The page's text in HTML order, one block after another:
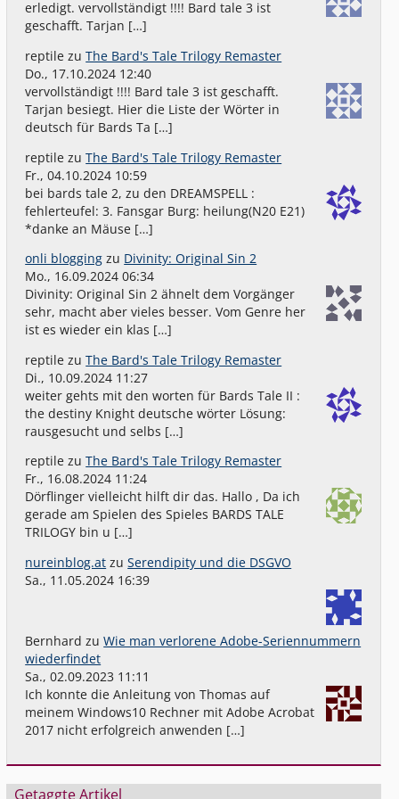
erledigt. vervollständigt !!!! Bard tale 3 ist
geschafft. Tarjan […]
reptile zuThe Bard's Tale Trilogy Remaster
Do., 17.10.2024 12:40
vervollständigt !!!! Bard tale 3 ist geschafft.
Tarjan besiegt. Hier die Liste der Wörter in
deutsch für Bards Ta […]
reptile zuThe Bard's Tale Trilogy Remaster
Fr., 04.10.2024 10:59
bei bards tale 2, zu den DREAMSPELL :
fehlerteufel: 3. Fansgar Burg: heilung(N20 E21)
*danke an Mäuse […]
onli blogging zu Divinity: Original Sin 2
Mo., 16.09.2024 06:34
Divinity: Original Sin 2 ähnelt dem Vorgänger
sehr, macht aber vieles besser. Vom Genre her
ist es wieder ein klas […]
reptile zuThe Bard's Tale Trilogy Remaster
Di., 10.09.2024 11:27
weiter gehts mit den worten für Bards Tale II :
the destiny Knight deutsche wörter Lösung:
rausgesucht und selbs […]
reptile zuThe Bard's Tale Trilogy Remaster
Fr., 16.08.2024 11:24
Dörflinger vielleicht hilft dir das. Hallo , Da ich
gerade am Spielen des Spieles BARDS TALE
TRILOGY bin u […]
nureinblog.at zuSerendipity und die DSGVO
Sa., 11.05.2024 16:39
Bernhard zuWie man verlorene Adobe-Seriennummern
wiederfindet
Sa., 02.09.2023 11:11
Ich konnte die Anleitung von Thomas auf
meinem Windows10 Rechner mit Adobe Acrobat
2017 nicht erfolgreich anwenden […]
Getaggte Artikel